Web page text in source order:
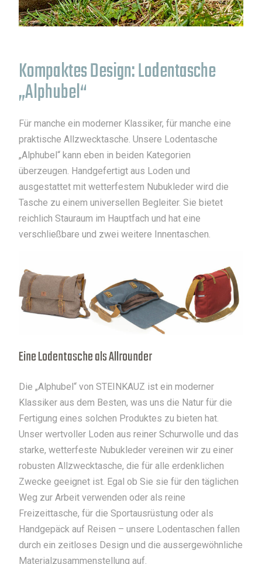
Kompaktes Design: Lodentasche
„Alphubel“
Für manche ein moderner Klassiker, für manche eine
praktische Allzwecktasche. Unsere Lodentasche
„Alphubel“ kann eben in beiden Kategorien
überzeugen. Handgefertigt aus Loden und
ausgestattet mit wetterfestem Nubukleder wird die
Tasche zu einem universellen Begleiter. Sie bietet
reichlich Stauraum im Hauptfach und hat eine
verschließbare und zwei weitere Innentaschen.
Eine Lodentasche als Allrounder
Die „Alphubel“ von STEINKAUZ ist ein moderner
Klassiker aus dem Besten, was uns die Natur für die
Fertigung eines solchen Produktes zu bieten hat.
Unser wertvoller Loden aus reiner Schurwolle und das
starke, wetterfeste Nubukleder vereinen wir zu einer
robusten Allzwecktasche, die für alle erdenklichen
Zwecke geeignet ist. Egal ob Sie sie für den täglichen
Weg zur Arbeit verwenden oder als reine
Freizeittasche, für die Sportausrüstung oder als
Handgepäck auf Reisen – unsere Lodentaschen fallen
durch ein zeitloses Design und die aussergewöhnliche
Materialzusammenstellung auf.